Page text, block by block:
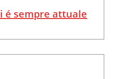
é sempre attuale